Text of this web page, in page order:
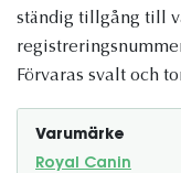
ständig tillgång till
Förvaras svalt och
Varumärke
Royal Canin